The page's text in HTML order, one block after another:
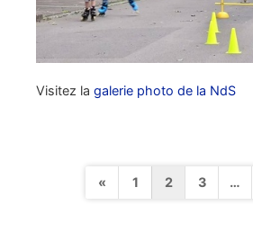
Visitez la galerie photo de la NdS
Pagination
« 1 2 3 …